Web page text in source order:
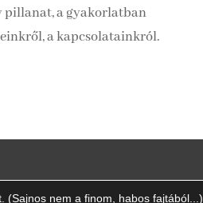
pillanat, a gyakorlatban
a kapcsolatainkról.
(Sajnos nem a finom, habos fajtából...)